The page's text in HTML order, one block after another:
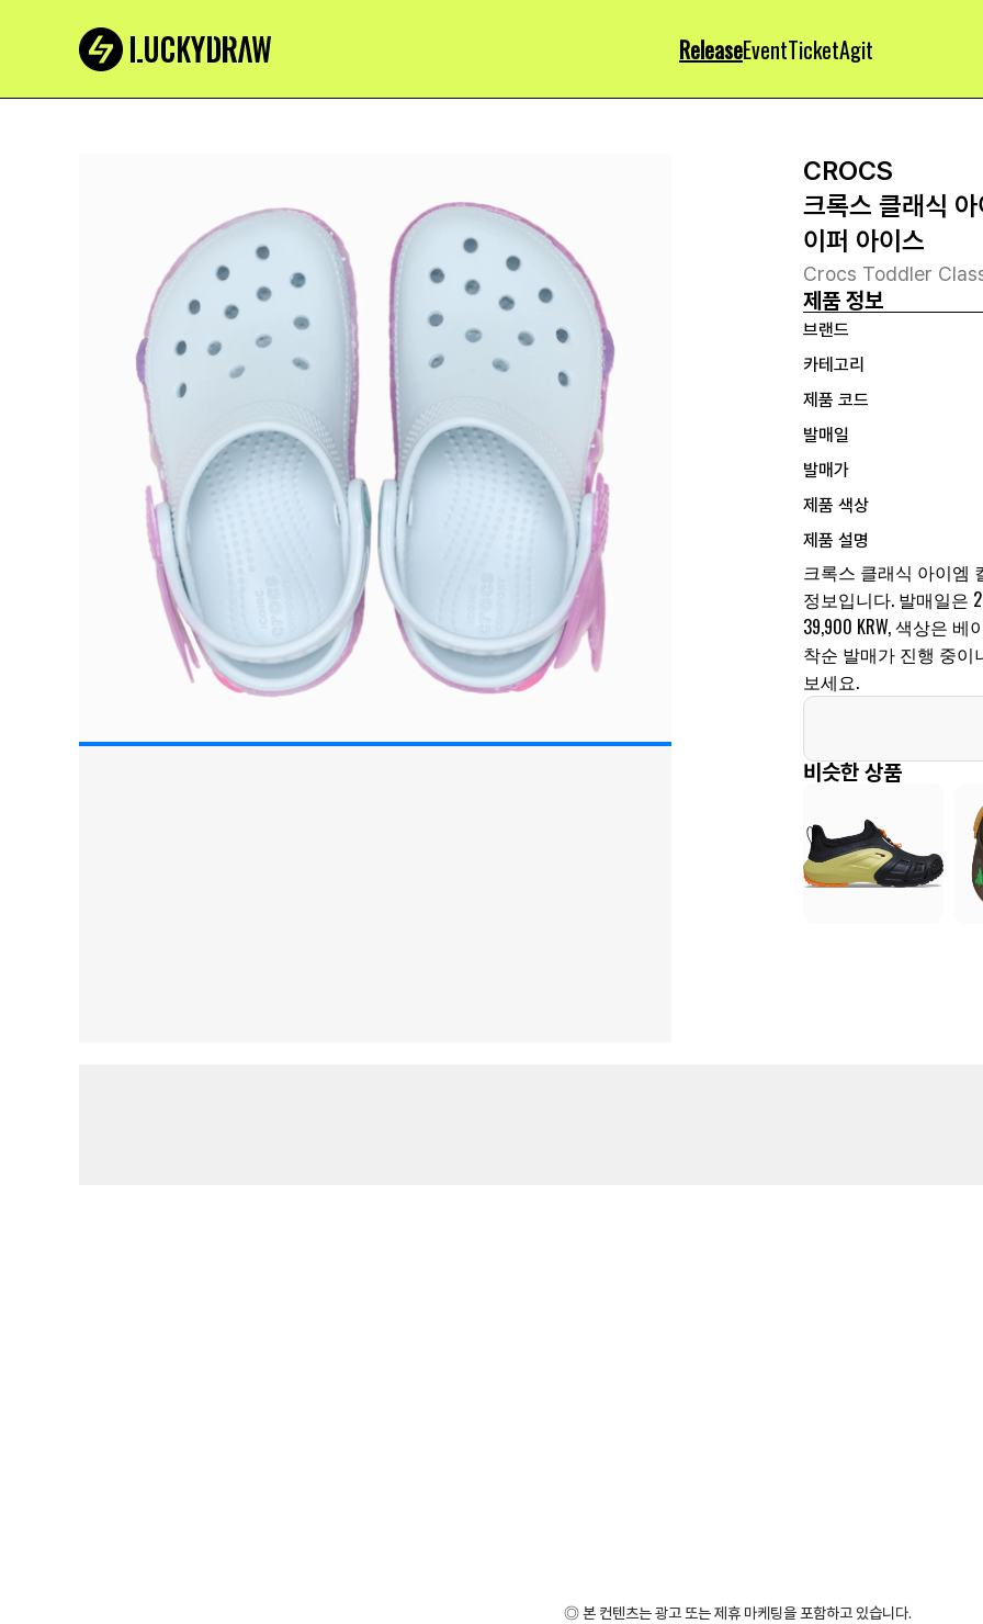
ReleaseEventTicketAgit
CROCS
크록스 클래식
이퍼 아이스
Crocs Toddler
제품 정보
브랜드
카테고리
제품 코드
발매일
발매가
제품 색상
제품 설명
크록스 클래식 아이엠
정보입니다. 발매일은
39,900 KRW, 색상은
착순 발매가 진행 중이
보세요.
비슷한 상품
◎ 본 컨텐츠는 광고 또는 제휴 마케팅을 포함하고 있습니다.